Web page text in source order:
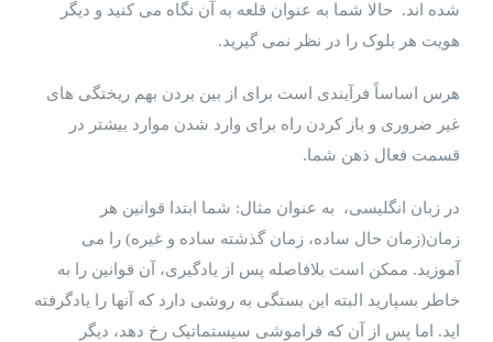
شده اند. حالا شما به عنوان قلعه به آن نگاه می کنید و دیگر
هویت هر بلوک را در نظر نمی گیرید.
هرس اساساً فرآیندی است برای از بین بردن بهم ریختگی های
غیر ضروری و باز کردن راه برای وارد شدن موارد بیشتر در
قسمت فعال ذهن شما.
در زبان انگلیسی، به عنوان مثال: شما ابتدا قوانین هر
زمان(زمان حال ساده، زمان گذشته ساده و غیره) را می
آموزید. ممکن است بلافاصله پس از یادگیری، آن قوانین را به
خاطر بسپارید البته این بستگی به روشی دارد که آنها را یادگرفته
اید. اما پس از آن که فراموشی سیستماتیک رخ دهد، دیگر